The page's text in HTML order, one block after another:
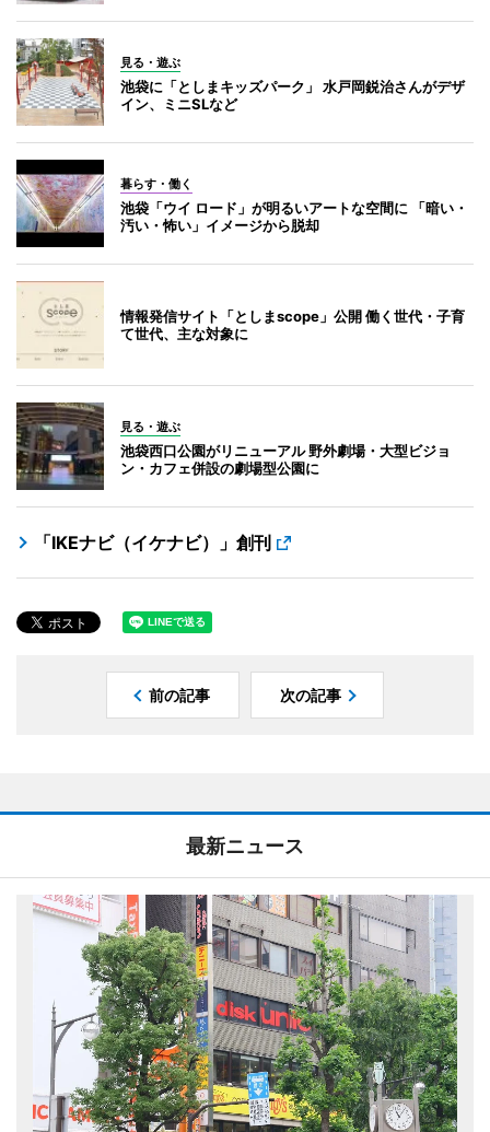
見る・遊ぶ
池袋に「としまキッズパーク」 水戸岡鋭治さんがデザ
イン、ミニSLなど
暮らす・働く
池袋「ウイ ロード」が明るいアートな空間に 「暗い・
汚い・怖い」イメージから脱却
情報発信サイト「としまscope」公開 働く世代・子育
て世代、主な対象に
見る・遊ぶ
池袋西口公園がリニューアル 野外劇場・大型ビジョ
ン・カフェ併設の劇場型公園に
「IKEナビ（イケナビ）」創刊
前の記事 次の記事
最新ニュース